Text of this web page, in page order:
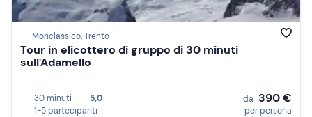
Monclassico, Trento
Tour in elicottero di gruppo di 30 minuti
sull'Adamello
30 minuti
5,0
1-5 partecipanti
da 390 €
per persona